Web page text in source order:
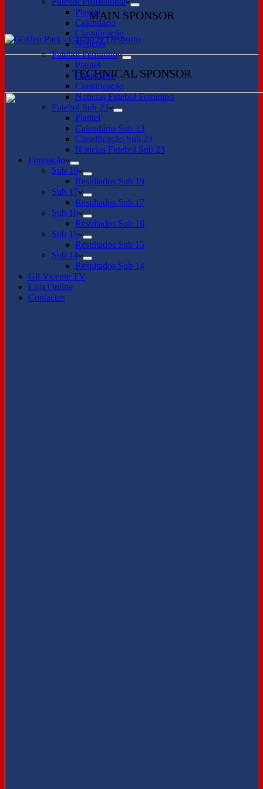
Plantel
Calendário
Classificação
Notícias
Futebol Feminino
Plantel
Calendário
Classificação
Notícias Futebol Feminino
Futebol Sub 23
Plantel
Calendário Sub 23
Classificação Sub 23
Notícias Futebol Sub 23
Formação
Sub 19
Resultados Sub 19
Sub 17
Resultados Sub 17
Sub 16
Resultados Sub 16
Sub 15
Resultados Sub 15
Sub 14
Resultados Sub 14
Gil Vicente TV
Loja Online
Contactos
MAIN SPONSOR
TECHNICAL SPONSOR